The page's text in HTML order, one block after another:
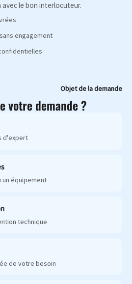
le bon interlocuteur.
engagement
Objet de la demande
votre demande ?
d'expert
un équipement
technique
de votre besoin